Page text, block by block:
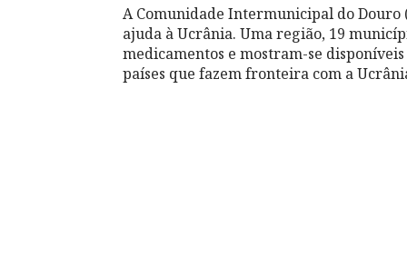
A Comunidade Intermunicipal do Douro
ajuda à Ucrânia. Uma região, 19
medicamentos e mostram-se
países que fazem fronteira com a